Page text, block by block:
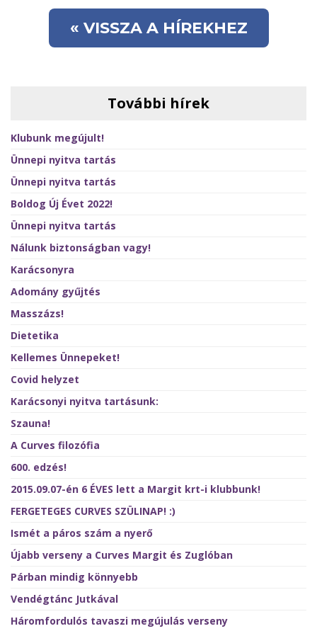
« VISSZA A HÍREKHEZ
További hírek
Klubunk megújult!
Ünnepi nyitva tartás
Ünnepi nyitva tartás
Boldog Új Évet 2022!
Ünnepi nyitva tartás
Nálunk biztonságban vagy!
Karácsonyra
Adomány gyűjtés
Masszázs!
Dietetika
Kellemes Ünnepeket!
Covid helyzet
Karácsonyi nyitva tartásunk:
Szauna!
A Curves filozófia
600. edzés!
2015.09.07-én 6 ÉVES lett a Margit krt-i klubbunk!
FERGETEGES CURVES SZÜLINAP! :)
Ismét a páros szám a nyerő
Újabb verseny a Curves Margit és Zuglóban
Párban mindig könnyebb
Vendégtánc Jutkával
Háromfordulós tavaszi megújulás verseny